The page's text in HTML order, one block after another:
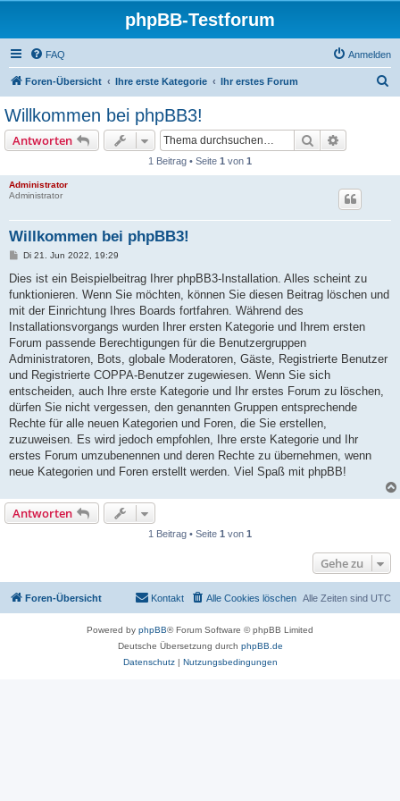
phpBB-Testforum
FAQ Anmelden
Foren-Übersicht Ihre erste Kategorie Ihr erstes Forum
Willkommen bei phpBB3!
Antworten Suche
1 Beitrag • Seite 1 von 1
Administrator
Administrator
Willkommen bei phpBB3!
B
i
r
a
Di 21. Jun 2022, 19:29
Dies ist ein Beispielbeitrag Ihrer phpBB3-Installation. Alles scheint zu
funktionieren. Wenn Sie möchten, können Sie diesen Beitrag löschen und
mit der Einrichtung Ihres Boards fortfahren. Während des
Installationsvorgangs wurden Ihrer ersten Kategorie und Ihrem ersten
Forum passende Berechtigungen für die Benutzergruppen
Administratoren, Bots, globale Moderatoren, Gäste, Registrierte Benutzer
und Registrierte COPPA-Benutzer zugewiesen. Wenn Sie sich
entscheiden, auch Ihre erste Kategorie und Ihr erstes Forum zu löschen,
dürfen Sie nicht vergessen, den genannten Gruppen entsprechende
Rechte für alle neuen Kategorien und Foren, die Sie erstellen,
zuzuweisen. Es wird jedoch empfohlen, Ihre erste Kategorie und Ihr
erstes Forum umzubenennen und deren Rechte zu übernehmen, wenn
neue Kategorien und Foren erstellt werden. Viel Spaß mit phpBB!
Antworten
1 Beitrag • Seite 1 von 1
Gehe zu
Foren-Übersicht Alle Zeiten sind UTC
Alle Cookies löschen
Kontakt
Powered by phpBB® Forum Software © phpBB Limited
Deutsche Übersetzung durch phpBB.de
Datenschutz| Nutzungsbedingungen